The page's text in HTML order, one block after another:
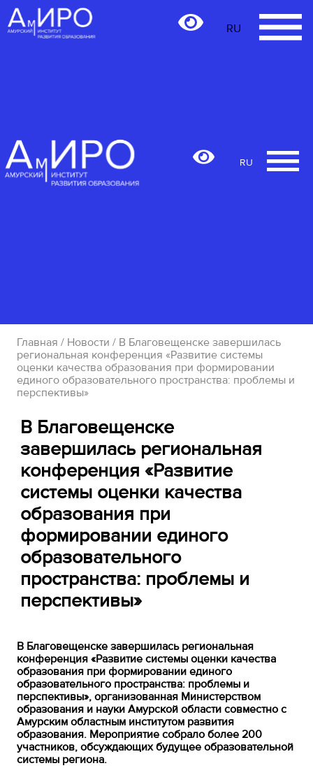
RU
RU
Главная / Новости / В Благовещенске завершилась
региональная конференция «Развитие системы
оценки качества образования при формировании
единого образовательного пространства: проблемы и
перспективы»
В Благовещенске
завершилась региональная
конференция «Развитие
системы оценки качества
образования при
формировании единого
образовательного
пространства: проблемы и
перспективы»
В Благовещенске завершилась региональная
конференция «Развитие системы оценки качества
образования при формировании единого
образовательного пространства: проблемы и
перспективы», организованная Министерством
образования и науки Амурской области совместно с
Амурским областным институтом развития
образования. Мероприятие собрало более 200
участников, обсуждающих будущее образовательной
системы региона.